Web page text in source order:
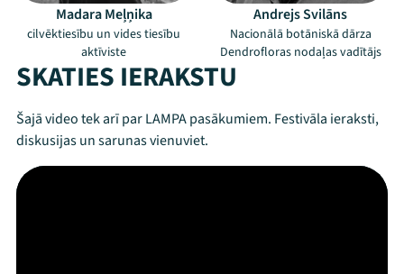
Madara Meļņika
cilvēktiesību un vides tiesību
aktīviste
Andrejs Svilāns
Nacionālā botāniskā dārza
Dendrofloras nodaļas vadītājs
SKATIES IERAKSTU
Šajā video tek arī par LAMPA pasākumiem. Festivāla ieraksti,
diskusijas un sarunas vienuviet.